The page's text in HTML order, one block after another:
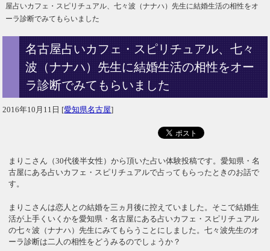
屋占いカフェ・スピリチュアル、七々波（ナナハ）先生に結婚生活の相性をオ
ーラ診断でみてもらいました
名古屋占いカフェ・スピリチュアル、七々
波（ナナハ）先生に結婚生活の相性をオー
ラ診断でみてもらいました
2016年10月11日 [愛知県名古屋]
まりこさん（30代後半女性）から頂いた占い体験投稿です。愛知県・名
古屋にある占いカフェ・スピリチュアルで占ってもらったときのお話で
す。
まりこさんは恋人との結婚を三ヵ月後に控えていました。そこで結婚生
活が上手くいくかを愛知県・名古屋にある占いカフェ・スピリチュアル
の七々波（ナナハ）先生にみてもらうことにしました。七々波先生のオ
ーラ診断は二人の相性をどうみるのでしょうか？